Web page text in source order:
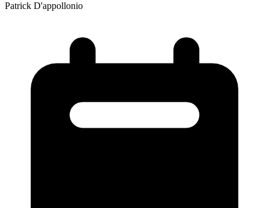
Patrick D'appollonio